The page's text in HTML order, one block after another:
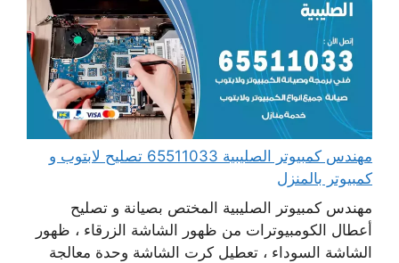
مهندس كمبيوتر الصليبية 65511033 تصليح لابتوب و
كمبيوتر بالمنزل
مهندس كمبيوتر الصليبية المختص بصيانة و تصليح
أعطال الكومبيوترات من ظهور الشاشة الزرقاء ، ظهور
الشاشة السوداء ، تعطيل كرت الشاشة وحدة معالجة